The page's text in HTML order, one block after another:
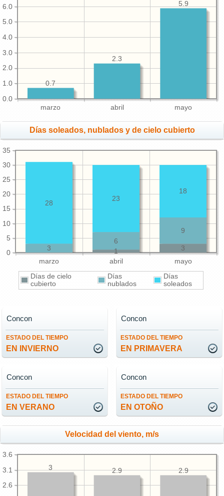
marzo abril mayo
0.0
1.0
2.0
3.0
4.0
5.0
6.0 5.9
2.3
0.7
Días soleados, nublados y de cielo cubierto
marzo abril mayo
0
5
10
15
20
25
30
35
3
1
9
6
3
18
23
28
Días de cielo
cubierto
Días
nublados
Días
soleados
ESTADO DEL TIEMPO
EN INVIERNO
Concon
ESTADO DEL TIEMPO
EN PRIMAVERA
Concon
ESTADO DEL TIEMPO
EN VERANO
Concon
ESTADO DEL TIEMPO
EN OTOÑO
Concon
Velocidad del viento, m/s
2.6
3.1
3.6
2.9
2.9
3